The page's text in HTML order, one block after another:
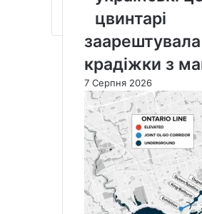
розповіла
про
українські
церкви
та
цвинтарі
цвинтарі
крадіжки з
7 Серпня 2026